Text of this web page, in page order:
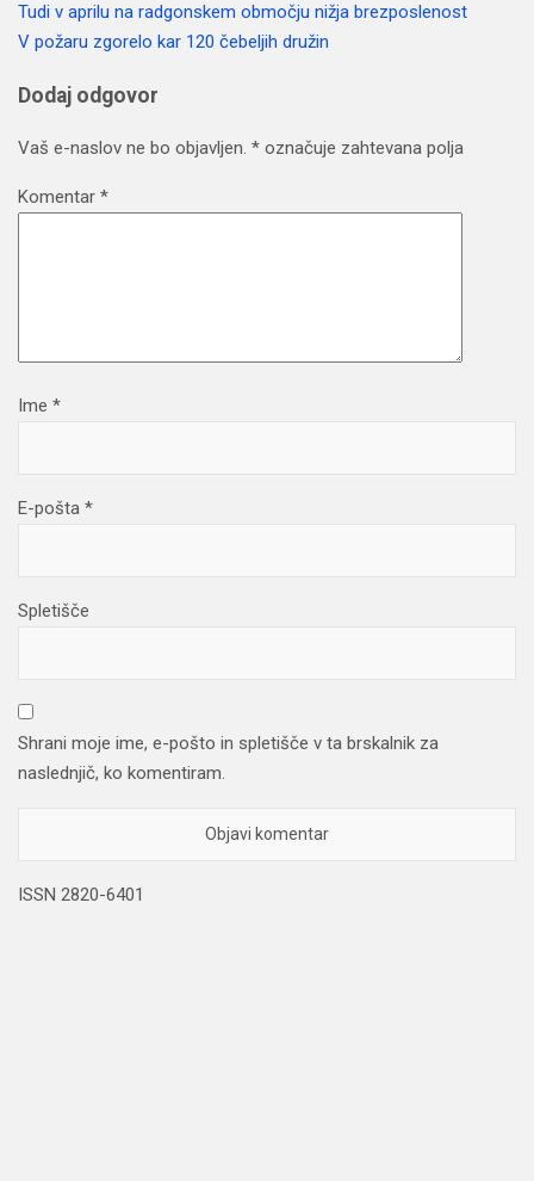
Navigacija
Tudi v aprilu na radgonskem območju nižja brezposlenost
V požaru zgorelo kar 120 čebeljih družin
Dodaj odgovor
Vaš e-naslov ne bo objavljen. * označuje zahtevana polja
Komentar *
Ime *
E-pošta *
Spletišče
Shrani moje ime, e-pošto in spletišče v ta brskalnik za
naslednjič, ko komentiram.
ISSN 2820-6401